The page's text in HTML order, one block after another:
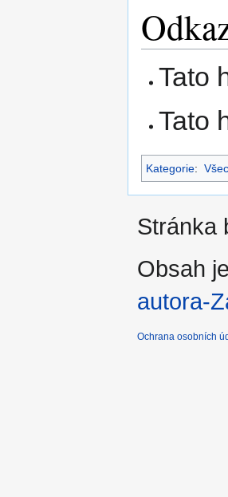
Tato
Tato
Kategorie:
Stránka
Obsah
autora-
Ochrana osobních